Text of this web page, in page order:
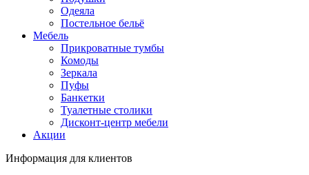
Одеяла
Постельное бельё
Мебель
Прикроватные тумбы
Комоды
Зеркала
Пуфы
Банкетки
Туалетные столики
Дисконт-центр мебели
Акции
Информация для клиентов